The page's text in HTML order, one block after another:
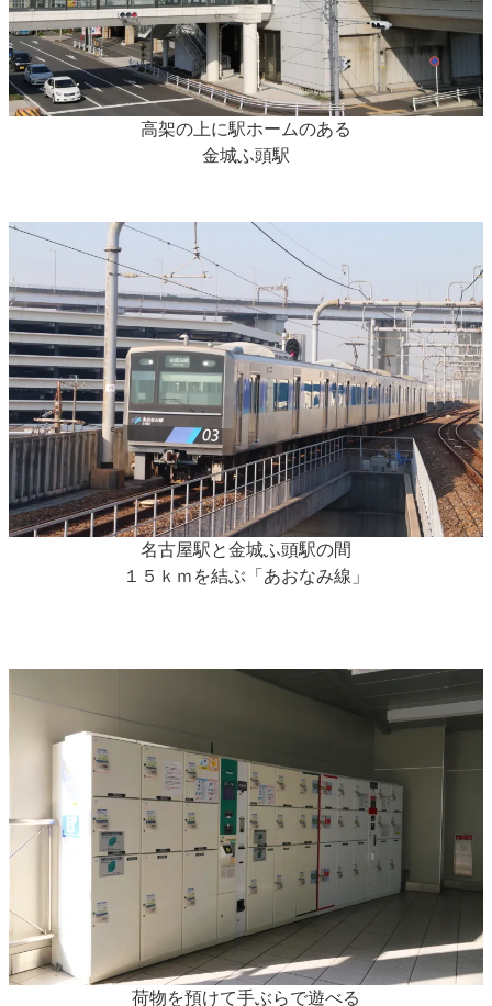
高架の上に駅ホームのある
金城ふ頭駅
名古屋駅と金城ふ頭駅の間
１５ｋｍを結ぶ「あおなみ線」
荷物を預けて手ぶらで遊べる